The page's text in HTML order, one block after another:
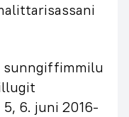
sunngiffimmilu
6. juni 2016-